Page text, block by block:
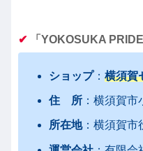
✔︎ 「YOKOSUKA
ショップ：横須賀
住 所 ：横須賀
所在地：横須賀市